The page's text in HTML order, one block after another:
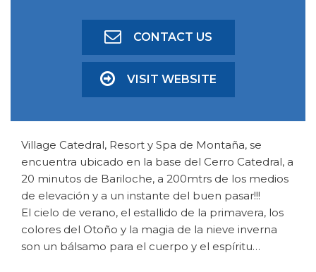
BACK
CONTACT US
VISIT WEBSITE
Village Catedral, Resort y Spa de Montaña, se
encuentra ubicado en la base del Cerro Catedral, a
20 minutos de Bariloche, a 200mtrs de los medios
de elevación y a un instante del buen pasar!!!
El cielo de verano, el estallido de la primavera, los
colores del Otoño y la magia de la nieve inverna
son un bálsamo para el cuerpo y el espíritu…